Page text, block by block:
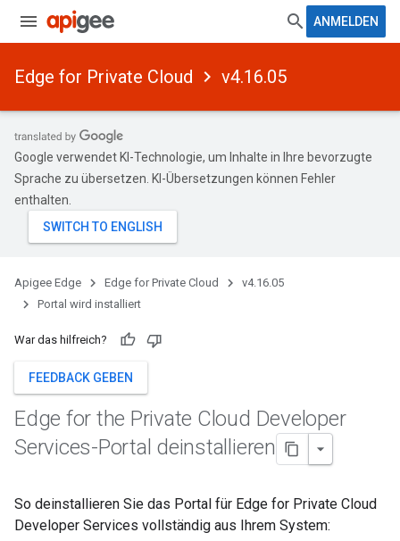
ANMELDEN
Edge for Private Cloud v4.16.05
Google verwendet KI-Technologie, um Inhalte in Ihre bevorzugte
Sprache zu übersetzen. KI-Übersetzungen können Fehler
enthalten.
Apigee Edge Edge for Private Cloud
v4.16.05
Portal wird installiert
War das hilfreich?
FEEDBACK GEBEN
Edge for the Private Cloud Developer
Services-Portal deinstallieren
So deinstallieren Sie das Portal für Edge for Private Cloud
Developer Services vollständig aus Ihrem System: